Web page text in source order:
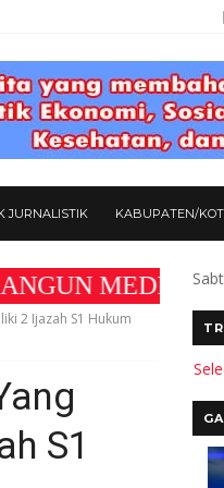
JURNALISTIK KABUPATEN/
YANG
2 Ijazah S1 Hukum
S1